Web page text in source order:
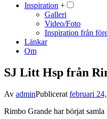
Inspiration +
Galleri
Video/Foto
Inspiration från
Länkar
Om
SJ Litt Hsp från
Av adminPublicerat februari
Rimbo Grande har börjat